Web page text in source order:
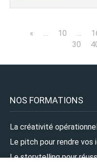
« … 10 …
30
NOS FORMATIONS
La créativité
Le pitch pour rendre vos
Le storytelling pour